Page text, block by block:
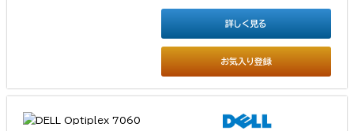
お気入り登録
詳しく見る